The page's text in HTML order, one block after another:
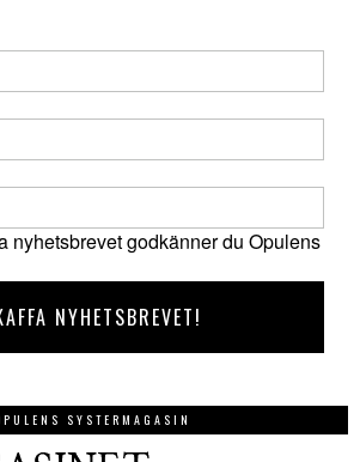
nyhetsbrevet godkänner du Opulens
SYSTERMAGASIN